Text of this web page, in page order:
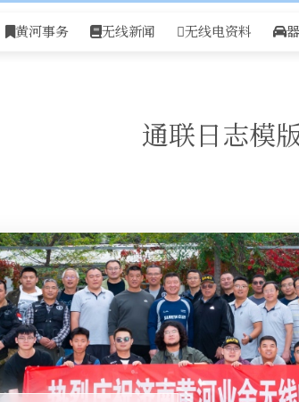
黄河事务 无线新闻 无线电资料
通联日志模